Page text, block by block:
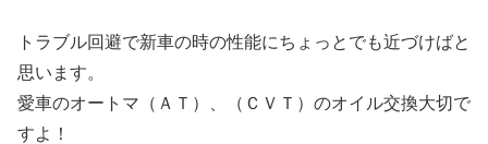
トラブル回避で新車の時の性能にちょっとでも近づけばと
思います。
愛車のオートマ（ＡＴ）、（ＣＶＴ）のオイル交換大切で
すよ！